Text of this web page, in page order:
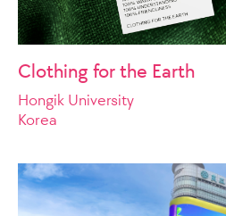
Clothing for the Earth
Hongik University
Korea